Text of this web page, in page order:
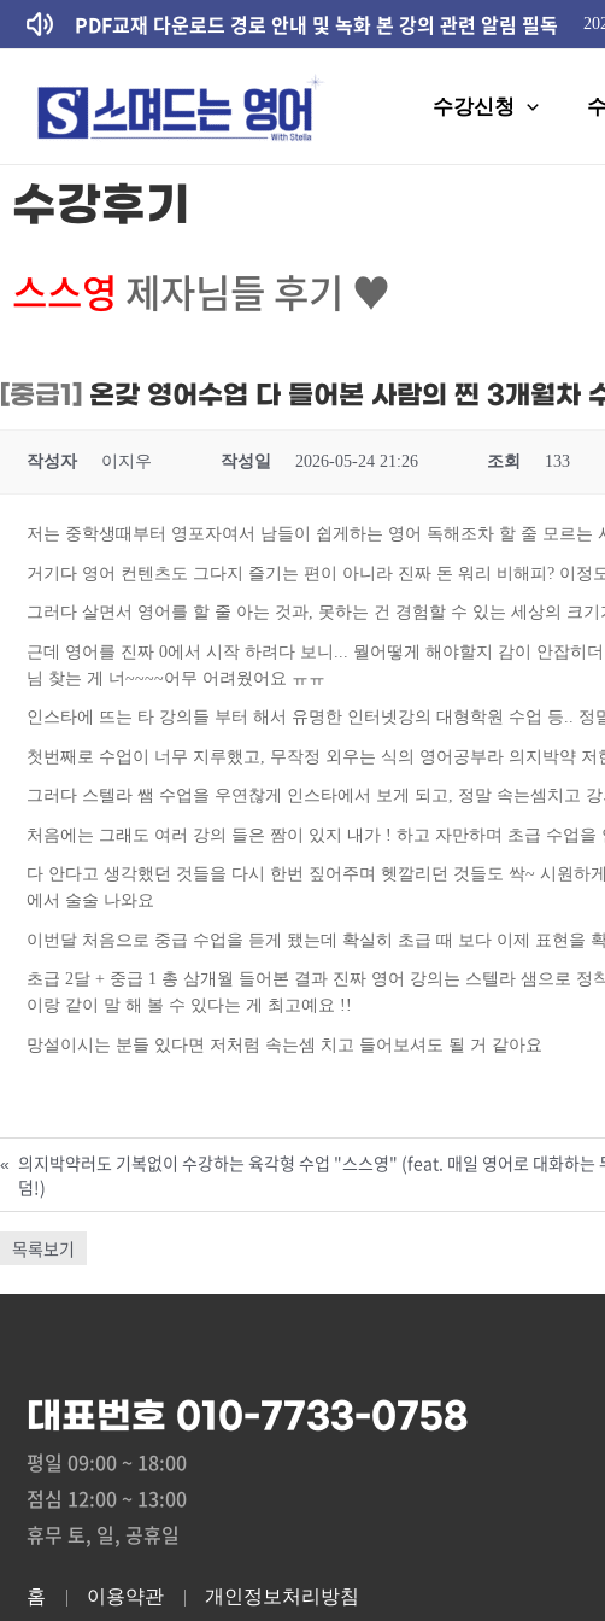
콘텐츠로
건너뛰기
PDF교재 다운로드 경로 안내 및 녹화 본 강의 관련 알림 필독
수강신청
수강후기
스스영 제자님들 후기 ♥
[중급1] 온갖 영어수업 다 들어본 사람의 찐 3개월차
작성자 이지우 작성일 2026-05-24 21:26 조회 133
저는 중학생때부터 영포자여서 남들이 쉽게하는 영어 독해조차 할 줄 모르는
거기다 영어 컨텐츠도 그다지 즐기는 편이 아니라 진짜 돈 워리 비해피? 이
그러다 살면서 영어를 할 줄 아는 것과, 못하는 건 경험할 수 있는 세상의 크
근데 영어를 진짜 0에서 시작 하려다 보니... 뭘어떻게 해야할지 감이 안잡히
님 찾는 게 너~~~~어무 어려웠어요 ㅠㅠ
인스타에 뜨는 타 강의들 부터 해서 유명한 인터넷강의 대형학원 수업 등..
첫번째로 수업이 너무 지루했고, 무작정 외우는 식의 영어공부라 의지박약
그러다 스텔라 쌤 수업을 우연찮게 인스타에서 보게 되고, 정말 속는셈치고
처음에는 그래도 여러 강의 들은 짬이 있지 내가 ! 하고 자만하며 초급 수업
다 안다고 생각했던 것들을 다시 한번 짚어주며 헷깔리던 것들도 싹~ 시원
에서 술술 나와요
이번달 처음으로 중급 수업을 듣게 됐는데 확실히 초급 때 보다 이제 표현을
초급 2달 + 중급 1 총 삼개월 들어본 결과 진짜 영어 강의는 스텔라 샘으로
이랑 같이 말 해 볼 수 있다는 게 최고예요 !!
망설이시는 분들 있다면 저처럼 속는셈 치고 들어보셔도 될 거 같아요
« 의지박약러도 기복없이 수강하는 육각형 수업 "스스영" (feat. 매일 영어로 대화하는
덤!)
목록보기
대표번호 010-7733-0758
평일 09:00 ~ 18:00
점심 12:00 ~ 13:00
휴무 토, 일, 공휴일
홈 이용약관 개인정보처리방침